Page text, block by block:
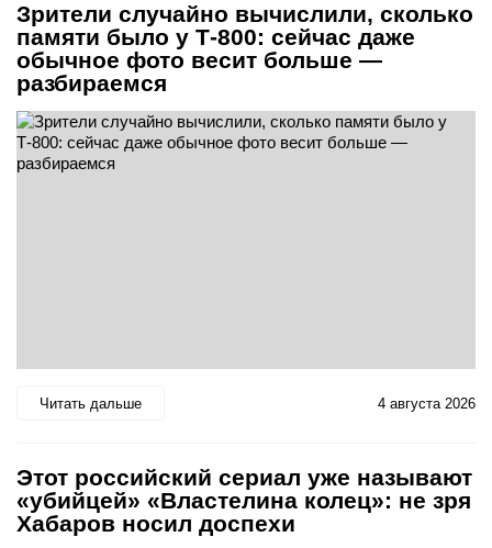
Зрители случайно вычислили, сколько
памяти было у Т-800: сейчас даже
обычное фото весит больше —
разбираемся
Читать дальше 4 августа 2026
Этот российский сериал уже называют
«убийцей» «Властелина колец»: не зря
Хабаров носил доспехи